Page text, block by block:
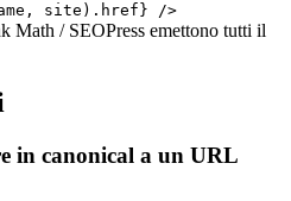
site).href} />
Math / SEOPress emettono tutti il
in canonical a un URL